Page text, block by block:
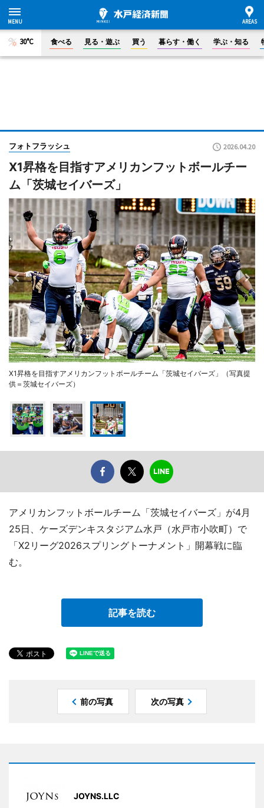
30°C 食べる 見る・遊ぶ 買う 暮らす・働く 学ぶ・知る
フォトフラッシュ 2026.04.20
X1昇格を目指すアメリカンフットボールチー
ム「茨城セイバーズ」
X1昇格を目指すアメリカンフットボールチーム「茨城セイバーズ」（写真提
供＝茨城セイバーズ）
アメリカンフットボールチーム「茨城セイバーズ」が4月
25日、ケーズデンキスタジアム水戸（水戸市小吹町）で
「X2リーグ2026スプリングトーナメント」開幕戦に臨
む。
記事を読む
前の写真 次の写真
JOYNS.LLC